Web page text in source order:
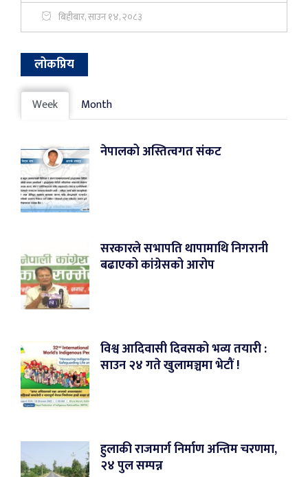
बिहीबार, साउन १४, २०८३
लोकप्रिय
Week Month
नेपालको अस्तित्वगत संकट
सरकारले सभापति थापामाथि निगरानी
बढाएको कांग्रेसको आरोप
विश्व आदिवासी दिवसको भव्य तयारी :
साउन २४ गते खुलामञ्चमा भेटौं !
हुलाकी राजमार्ग निर्माण अन्तिम चरणमा,
२४ पुल सम्पन्न